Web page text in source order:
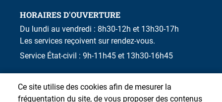
HORAIRES D'OUVERTURE
Du lundi au vendredi : 8h30-12h et 13h30-17h
Les services reçoivent sur rendez-vous.
Service État-civil : 9h-11h45 et 13h30-16h45
Ce site utilise des cookies afin de mesurer la
fréquentation du site, de vous proposer des contenus